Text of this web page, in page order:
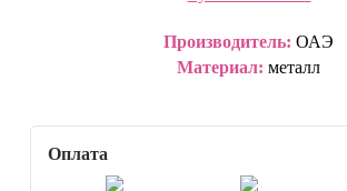
Производитель: ОАЭ
Материал: металл
Оплата